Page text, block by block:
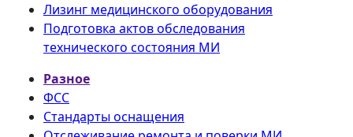
Лизинг медицинского оборудования
Подготовка актов обследования
технического состояния МИ
Разное
ФСС
Стандарты оснащения